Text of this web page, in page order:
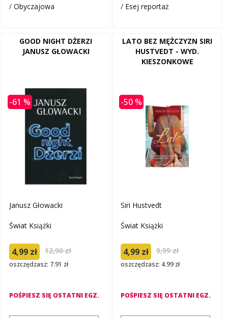
/ Obyczajowa / Esej reportaż
GOOD NIGHT DŻERZI
JANUSZ GŁOWACKI
-61 %
Janusz Głowacki
Świat Książki
4,99 zł 12,90 zł
oszczędzasz: 7.91 zł
POŚPIESZ SIĘ OSTATNI EGZ.
LATO BEZ MĘŻCZYZN SIRI
HUSTVEDT - WYD.
KIESZONKOWE
-50 %
Siri Hustvedt
Świat Książki
4,99 zł 9,99 zł
oszczędzasz: 4.99 zł
POŚPIESZ SIĘ OSTATNI EGZ.